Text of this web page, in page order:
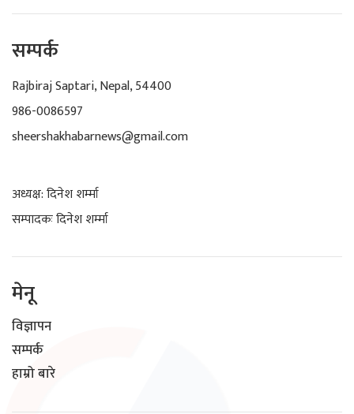
सम्पर्क
Rajbiraj Saptari, Nepal, 54400
986-0086597
sheershakhabarnews@gmail.com
अध्यक्ष: दिनेश शर्म्मा
सम्पादकः दिनेश शर्म्मा
मेनू
विज्ञापन
सम्पर्क
हाम्रो बारे